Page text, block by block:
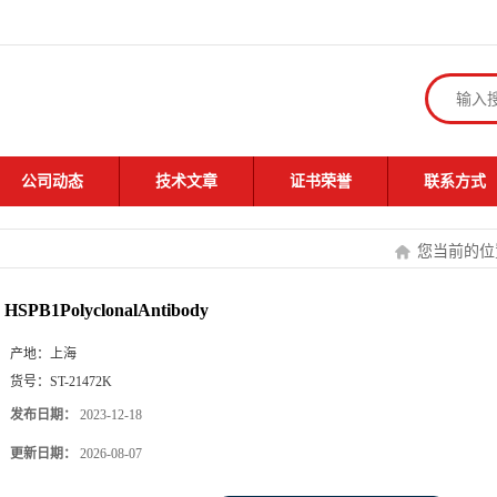
公司动态 技术文章 证书荣誉 联系方式
您当前的位
HSPB1PolyclonalAntibody
产地： 上海
货号： ST-21472K
发布日期： 2023-12-18
更新日期： 2026-08-07